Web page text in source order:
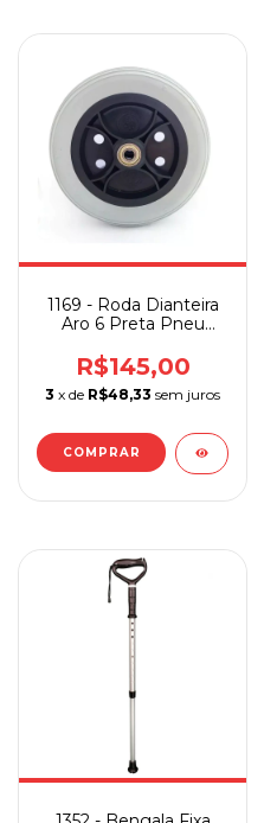
1169 - Roda Dianteira
Aro 6 Preta Pneu
R$145,00
3 x de R$48,33 sem juros